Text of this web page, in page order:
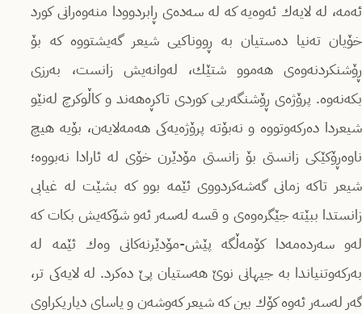
ئەمە، لە لایەك ئەوەیە كە لە سەدەى ڕابردوودا منەوەرانى كورد
خۆیان تەنیا دەستیان بە ڕووناكیى شیعر گەیشتووە كە بۆ
ڕۆشنكردنەوەى هەموو شتێك، لەوانەیش زانست، بەرزى
بكەنەوە. پرۆژەى ڕۆشنگەریى كوردى تاكڕەهەند و كاڵوكرچ لەنێو
شیعردا دەركەوتووە و نەبۆتە پرۆژەیەكى هەمەلایەن، بۆیە هیچ
ناوەڕۆكێكى زانستى بۆ زانستى مۆدێرن خۆى لە ئارادا نەبووە؛
شیعر تاكە زمانى گەشەكردووى ئێمە بوو كە بشێت لە غیابى
زانستدا ببێتە جێگرەوەى و قسە لەسەر ئەو شۆكەیش بكات كە
لەو سەردەمەدا كۆمەڵگە پێش-مۆدێرنەكانى وەك ئێمە لە
بەركەوتنیاندا بە جیهانى نوێ هەستیان پێ دەكرد. لە لایەكی تر،
گەر لەسەر ئەوە كۆك بین كە شیعر كەوشەن و یاساى دیاریكراوى